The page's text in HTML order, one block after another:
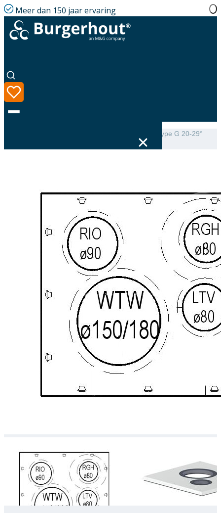
Meer dan 150 jaar ervaring
Downloads
Over ons
Mini-Delta Dakbeschotplaat type G 20-29°